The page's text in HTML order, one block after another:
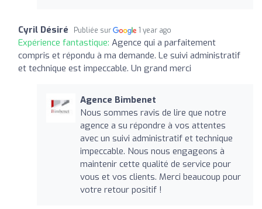
Cyril Désiré Publiée sur 1 year ago
Expérience fantastique: Agence qui a parfaitement
compris et répondu à ma demande. Le suivi administratif
et technique est impeccable. Un grand merci
Agence Bimbenet
Nous sommes ravis de lire que notre
agence a su répondre à vos attentes
avec un suivi administratif et technique
impeccable. Nous nous engageons à
maintenir cette qualité de service pour
vous et vos clients. Merci beaucoup pour
votre retour positif !